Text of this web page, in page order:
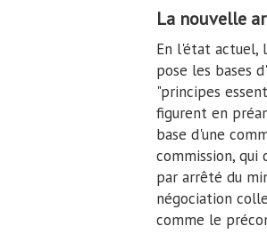
La nouvelle
En l'état actuel,
pose les bases
"principes
figurent en
base d'une
commission,
par arrêté du
négociation
comme le